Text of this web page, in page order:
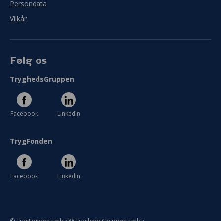
Persondata
Vilkår
Følg os
TryghedsGruppen
Facebook LinkedIn
TrygFonden
Facebook LinkedIn